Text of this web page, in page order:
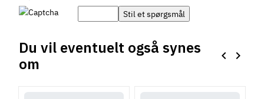
Du vil eventuelt også synes
om
Forrige
keyboard_arrow_left Næste
keyboard_arrow_right